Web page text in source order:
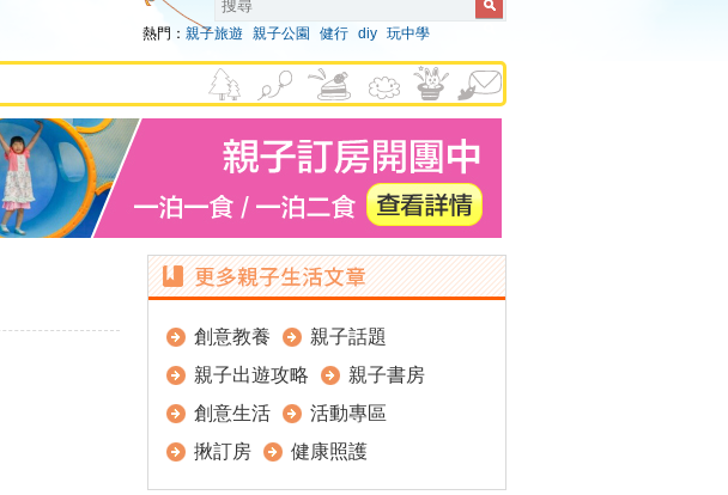
熱門： 親子旅遊 親子公園 健行 diy 玩中學
創意教養
親子話題
親子出遊攻略
親子書房
創意生活
活動專區
揪訂房
健康照護